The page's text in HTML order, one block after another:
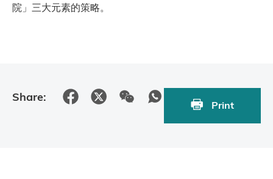
院」三大元素的策略。
Share:
Print